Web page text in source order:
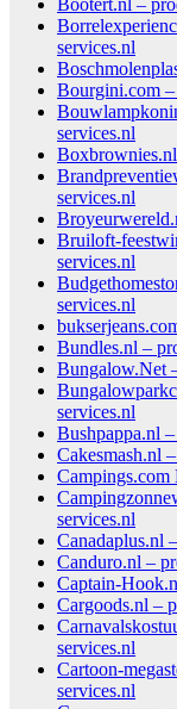
Bootert.nl –
services.nl
Bourgini.com –
services.nl
services.nl
Bruiloft-
services.nl
services.nl
Bundles.nl –
Bungalow.Net
services.nl
Bushpappa.nl
Cakesmash.nl
Campings.com
services.nl
Canadaplus.nl
Canduro.nl –
Captain-
Cargoods.nl –
services.nl
Cartoon-
services.nl